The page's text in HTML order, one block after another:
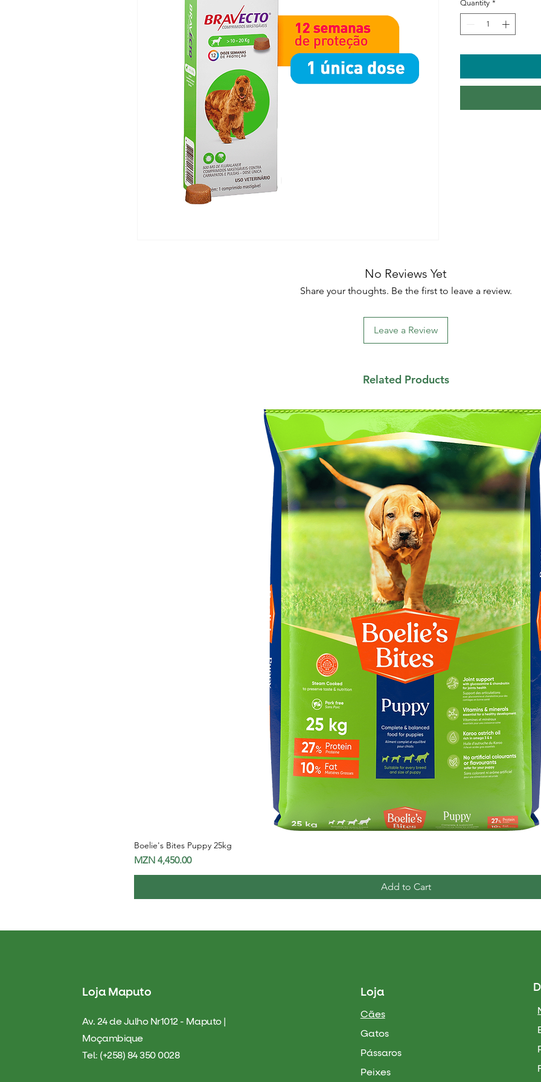
Quantity *
No Reviews Yet
Share your thoughts. Be the first to leave a review.
Leave a Review
Related Products
Boelie's Bites Puppy 25kg
Price
MZN 4,450.00
Add to Cart
Loja Maputo
Av. 24 de Julho Nr1012 - Maputo |
Moçambique
Tel: (+258) 84 350 0028
Loja
Cães
Gatos
Pássaros
Peixes